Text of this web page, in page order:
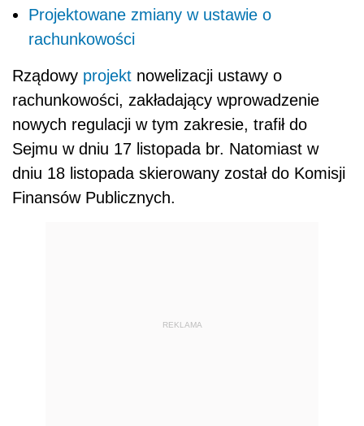
Projektowane zmiany w ustawie o
rachunkowości
Rządowy projekt nowelizacji ustawy o
rachunkowości, zakładający wprowadzenie
nowych regulacji w tym zakresie, trafił do
Sejmu w dniu 17 listopada br. Natomiast w
dniu 18 listopada skierowany został do Komisji
Finansów Publicznych.
REKLAMA